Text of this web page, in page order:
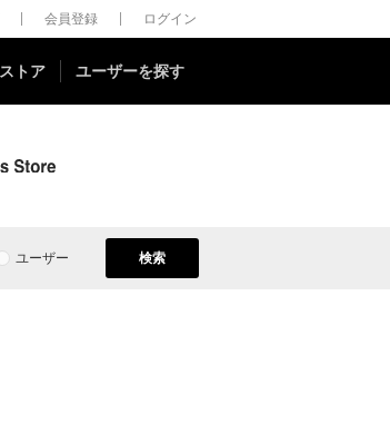
会員登録 ログイン
ストア ユーザーを探す
ユーザー 検索